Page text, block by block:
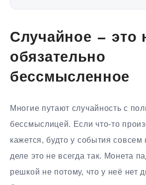
Случайное — это
обязательно
бессмысленное
Многие путают случайность с
бессмыслицей. Если что-то
кажется, будто у события совсем
деле это не всегда так. Монета
решкой не потому, что у неё нет